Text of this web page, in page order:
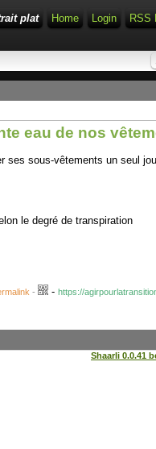
plat Home Login RSS
eau de nos
ses sous-vêtements un seul
le degré de transpiration
- - https://
Shaarli 0.0.41